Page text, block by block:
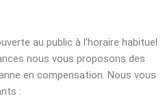
au public à l’horaire habituel
nous vous proposons des
en compensation. Nous vous
: